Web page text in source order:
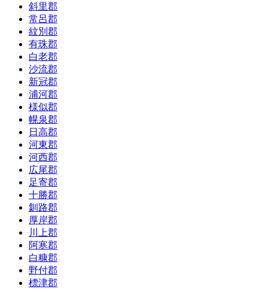
斜里郡
常呂郡
紋別郡
有珠郡
白老郡
沙流郡
新冠郡
浦河郡
様似郡
幌泉郡
日高郡
河東郡
河西郡
広尾郡
足寄郡
十勝郡
釧路郡
厚岸郡
川上郡
阿寒郡
白糠郡
野付郡
標津郡